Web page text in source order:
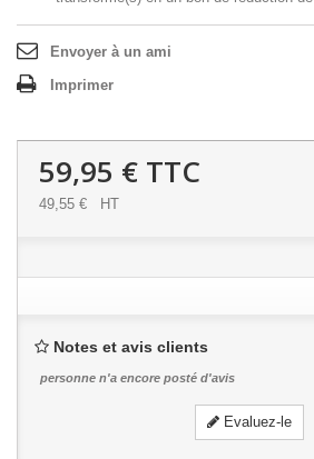
Envoyer à un ami
Imprimer
59,95 € TTC
49,55 € HT
Notes et avis clients
personne n'a encore posté d'avis
Evaluez-le